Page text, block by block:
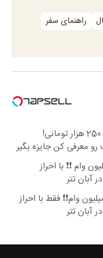
راهنمای سفر
پاداش 250 هزار تومانی!
معرفی کن جایزه بگیر
وام ❗❗ با احراز
آبان تتر
میلیون وام❗❗ فقط با احراز
آبان تتر